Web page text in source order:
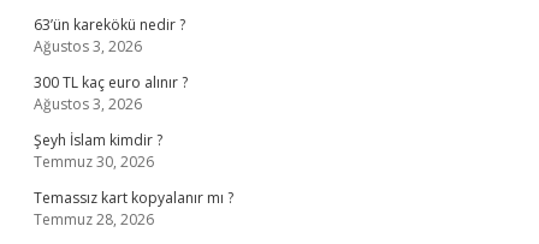
63’ün karekökü nedir ?
Ağustos 3, 2026
300 TL kaç euro alınır ?
Ağustos 3, 2026
Şeyh İslam kimdir ?
Temmuz 30, 2026
Temassız kart kopyalanır mı ?
Temmuz 28, 2026